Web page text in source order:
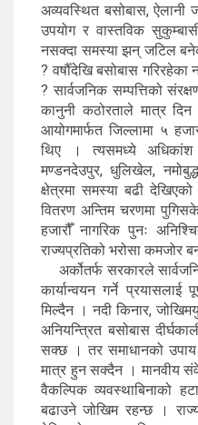
अव्यवस्थित बसोबास, ऐलानी
उपयोग र वास्तविक
नसक्दा समस्या झन् जटिल
? वर्षौँदेखि बसोबास
? सार्वजनिक सम्पत्तिको
कानुनी कठोरताले मात्र
आयोगमार्फत जिल्लामा ५
थिए । त्यसमध्ये अधिकांश
मण्डनदेउपुर, धुलिखेल,
क्षेत्रमा समस्या बढी
वितरण अन्तिम चरणमा
हजारौँ नागरिक पुनः
राज्यप्रतिको भरोसा कमजोर
अर्कोतर्फ सरकारले
कार्यान्वयन गर्ने प्रयासलाई
मिल्दैन । नदी किनार,
अनियन्त्रित बसोबास
सक्छ । तर समाधानको
मात्र हुन सक्दैन । मानवीय
वैकल्पिक व्यवस्थाबिनाको
बढाउने जोखिम रहन्छ ।